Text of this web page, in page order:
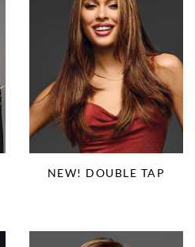
NEW! DOUBLE TAP